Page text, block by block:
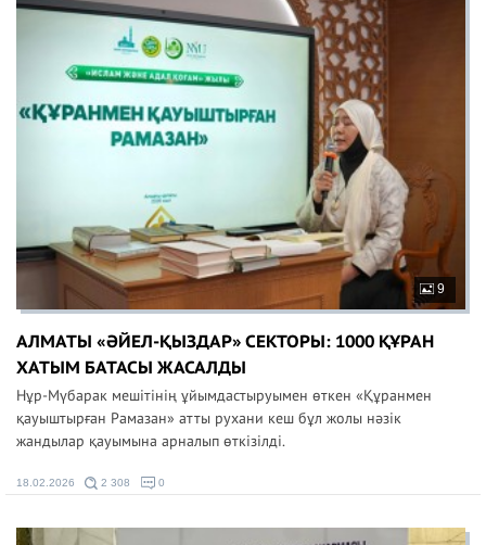
9
АЛМАТЫ «ӘЙЕЛ-ҚЫЗДАР» СЕКТОРЫ: 1000 ҚҰРАН
ХАТЫМ БАТАСЫ ЖАСАЛДЫ
Нұр-Мүбарак мешітінің ұйымдастыруымен өткен «Құранмен
қауыштырған Рамазан» атты рухани кеш бұл жолы нәзік
жандылар қауымына арналып өткізілді.
18.02.2026 2 308 0